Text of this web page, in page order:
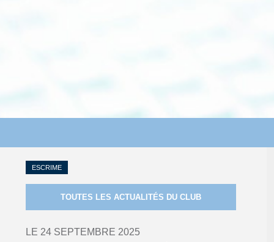
ESCRIME
TOUTES LES ACTUALITÉS DU CLUB
LE 24 SEPTEMBRE 2025